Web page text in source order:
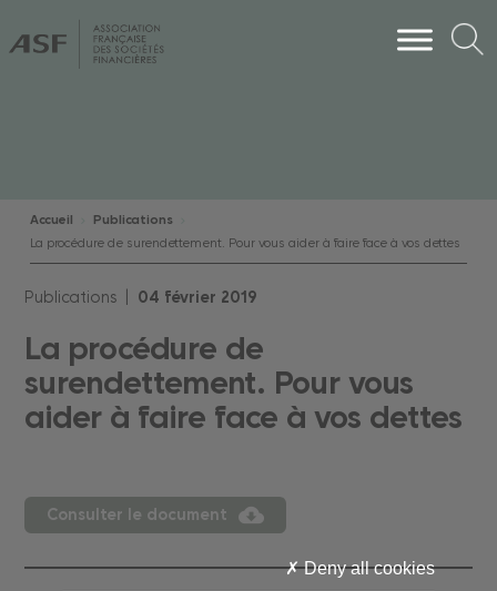
Accueil
Publications
La procédure de surendettement. Pour vous aider à faire face à vos dettes
Publications | 04 février 2019
La procédure de
surendettement. Pour vous
aider à faire face à vos dettes
Consulter le document
Deny all cookies